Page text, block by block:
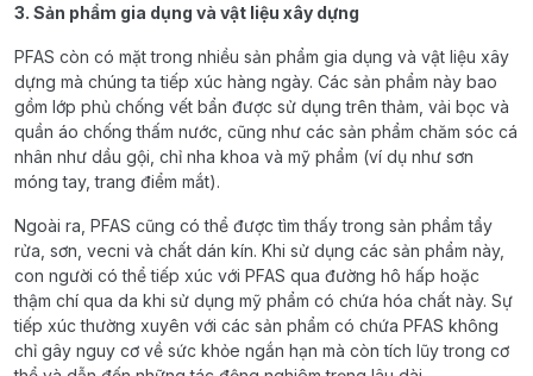
3. Sản phẩm gia dụng và vật liệu xây dựng
PFAS còn có mặt trong nhiều sản phẩm gia dụng và vật liệu xây
dựng mà chúng ta tiếp xúc hàng ngày. Các sản phẩm này bao
gồm lớp phủ chống vết bẩn được sử dụng trên thảm, vải bọc và
quần áo chống thấm nước, cũng như các sản phẩm chăm sóc cá
nhân như dầu gội, chỉ nha khoa và mỹ phẩm (ví dụ như sơn
móng tay, trang điểm mắt).
Ngoài ra, PFAS cũng có thể được tìm thấy trong sản phẩm tẩy
rửa, sơn, vecni và chất dán kín. Khi sử dụng các sản phẩm này,
con người có thể tiếp xúc với PFAS qua đường hô hấp hoặc
thậm chí qua da khi sử dụng mỹ phẩm có chứa hóa chất này. Sự
tiếp xúc thường xuyên với các sản phẩm có chứa PFAS không
chỉ gây nguy cơ về sức khỏe ngắn hạn mà còn tích lũy trong cơ